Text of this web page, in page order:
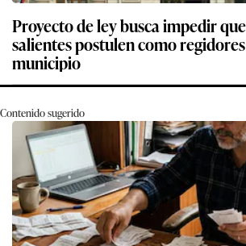
Proyecto de ley busca impedir
salientes postulen como
municipio
Contenido sugerido